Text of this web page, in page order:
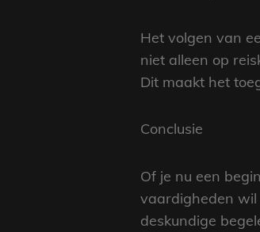
Het volgen van
niet alleen op
Dit maakt het
Conclusie
Of je nu een
vaardigheden wil
deskundige